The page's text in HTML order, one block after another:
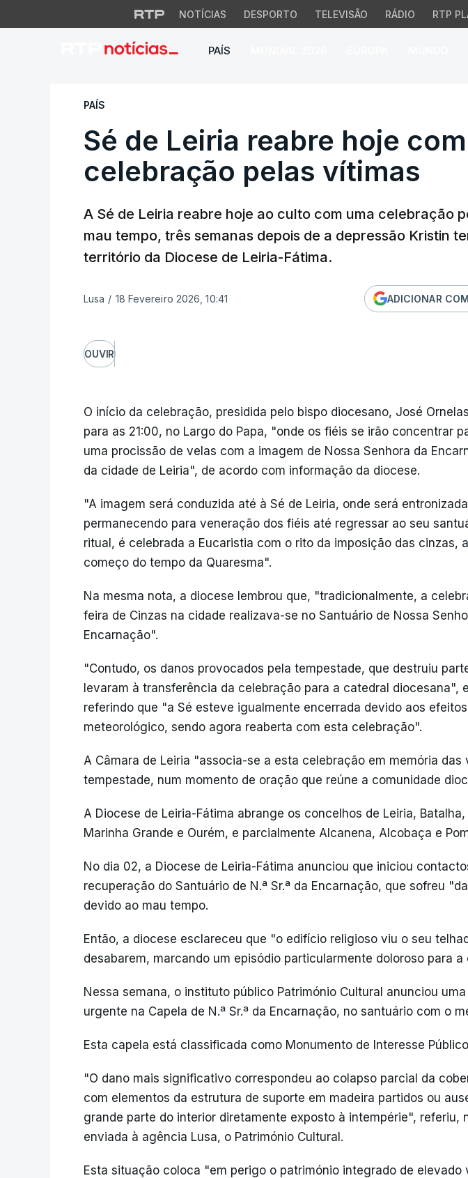
NOTÍCIAS DESPORTO TELEVISÃO RÁDIO RTP
PAÍS
Sé de Leiria reabre hoje com
PAÍS
Sé de Leiria reabre hoje com
celebração pelas vítimas
A Sé de Leiria reabre hoje ao culto com uma celebração
mau tempo, três semanas depois de a depressão Kristin
território da Diocese de Leiria-Fátima.
Lusa / 18 Fevereiro 2026, 10:41 ADICIONAR
OUVIR
O início da celebração, presidida pelo bispo diocesano, José
para as 21:00, no Largo do Papa, "onde os fiéis se irão concentrar
uma procissão de velas com a imagem de Nossa Senhora da
da cidade de Leiria", de acordo com informação da diocese.
"A imagem será conduzida até à Sé de Leiria, onde será
permanecendo para veneração dos fiéis até regressar ao seu
ritual, é celebrada a Eucaristia com o rito da imposição das cinzas,
começo do tempo da Quaresma".
Na mesma nota, a diocese lembrou que, "tradicionalmente, a
feira de Cinzas na cidade realizava-se no Santuário de Nossa
Encarnação".
"Contudo, os danos provocados pela tempestade, que destruiu
levaram à transferência da celebração para a catedral diocesana",
referindo que "a Sé esteve igualmente encerrada devido aos
meteorológico, sendo agora reaberta com esta celebração".
A Câmara de Leiria "associa-se a esta celebração em memória das
tempestade, num momento de oração que reúne a comunidade
A Diocese de Leiria-Fátima abrange os concelhos de Leiria,
Marinha Grande e Ourém, e parcialmente Alcanena, Alcobaça e
No dia 02, a Diocese de Leiria-Fátima anunciou que iniciou
recuperação do Santuário de N.ª Sr.ª da Encarnação, que sofreu
devido ao mau tempo.
Então, a diocese esclareceu que "o edifício religioso viu o seu
desabarem, marcando um episódio particularmente doloroso para a
Nessa semana, o instituto público Património Cultural anunciou
urgente na Capela de N.ª Sr.ª da Encarnação, no santuário com o
Esta capela está classificada como Monumento de Interesse
"O dano mais significativo correspondeu ao colapso parcial da
com elementos da estrutura de suporte em madeira partidos ou
grande parte do interior diretamente exposto à intempérie", referiu,
enviada à agência Lusa, o Património Cultural.
Esta situação coloca "em perigo o património integrado de elevado